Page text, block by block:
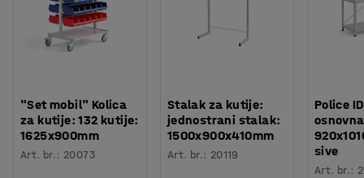
"Set mobil" Kolica
za kutije: 132 kutije:
1625x900mm
Art. br.: 20073
Stalak za kutije:
jednostrani stalak:
1500x900x410mm
Art. br.: 20119
Police
sive
Art. br.: